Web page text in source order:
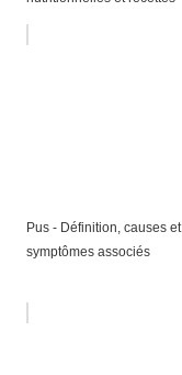
Pus - Définition, causes et
symptômes associés